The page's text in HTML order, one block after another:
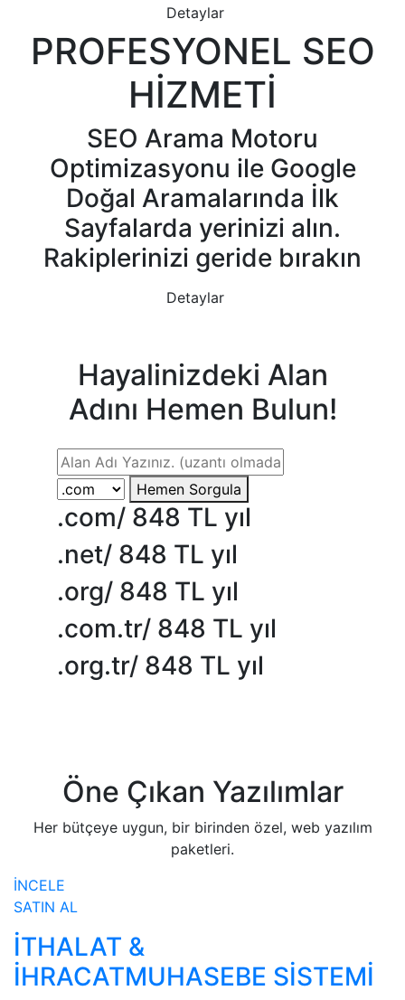
Detaylar
PROFESYONEL SEO
HİZMETİ
SEO Arama Motoru
Optimizasyonu ile Google
Doğal Aramalarında İlk
Sayfalarda yerinizi alın.
Rakiplerinizi geride bırakın
Detaylar
Hayalinizdeki Alan
Adını Hemen Bulun!
Hemen Sorgula
.com/ 848 TL yıl
.net/ 848 TL yıl
.org/ 848 TL yıl
.com.tr/ 848 TL yıl
.org.tr/ 848 TL yıl
Öne Çıkan Yazılımlar
Her bütçeye uygun, bir birinden özel, web yazılım
paketleri.
İNCELE
SATIN AL
İTHALAT &
İHRACATMUHASEBE SİSTEMİ